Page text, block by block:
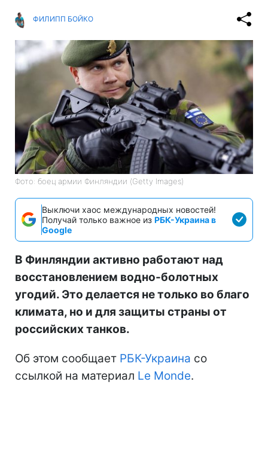
ФИЛИПП БОЙКО
Фото: боец армии Финляндии (Getty Images)
Выключи хаос международных новостей!
Получай только важное из РБК-Украина в
Google
В Финляндии активно работают над
восстановлением водно-болотных
угодий. Это делается не только во благо
климата, но и для защиты страны от
российских танков.
Об этом сообщает РБК-Украина со
ссылкой на материал Le Monde.